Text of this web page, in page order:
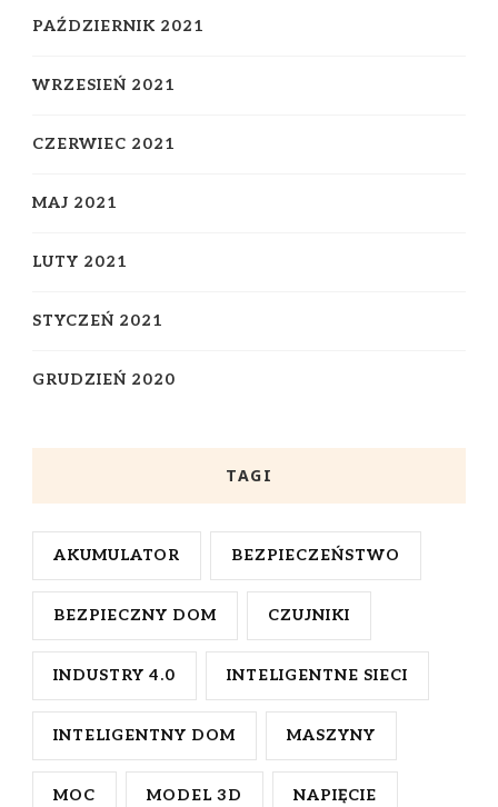
PAŹDZIERNIK 2021
WRZESIEŃ 2021
CZERWIEC 2021
MAJ 2021
LUTY 2021
STYCZEŃ 2021
GRUDZIEŃ 2020
TAGI
AKUMULATOR BEZPIECZEŃSTWO
BEZPIECZNY DOM CZUJNIKI
INDUSTRY 4.0 INTELIGENTNE SIECI
INTELIGENTNY DOM MASZYNY
MOC MODEL 3D NAPIĘCIE